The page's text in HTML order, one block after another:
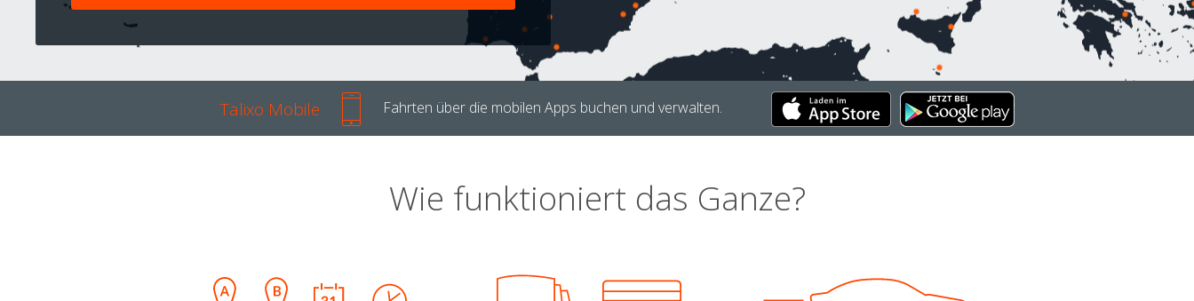
Talixo Mobile Fahrten über die mobilen Apps buchen und verwalten.
Wie funktioniert das Ganze?